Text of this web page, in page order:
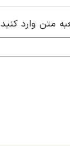
متن وارد کنید